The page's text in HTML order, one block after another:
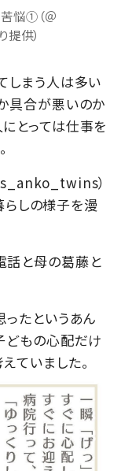
悩①（＠
供）
しまう人は多い
具合が悪いのか
とっては仕事を
）
しの様子を漫
話と母の葛藤と
ったというあん
どもの心配だけ
ていました。